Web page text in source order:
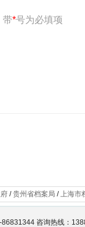
带*号为必填项
/贵州省档案局 /上海市
86831344 咨询热线：